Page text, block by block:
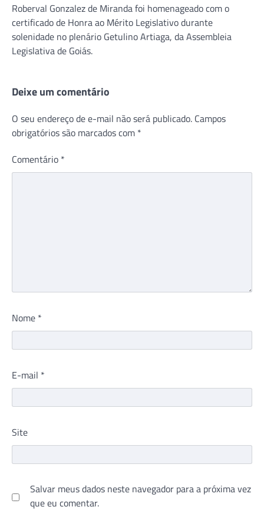
Roberval Gonzalez de Miranda foi homenageado com o
certificado de Honra ao Mérito Legislativo durante
solenidade no plenário Getulino Artiaga, da Assembleia
Legislativa de Goiás.
Deixe um comentário
O seu endereço de e-mail não será publicado. Campos
obrigatórios são marcados com *
Comentário *
Nome *
E-mail *
Site
Salvar meus dados neste navegador para a próxima vez
que eu comentar.